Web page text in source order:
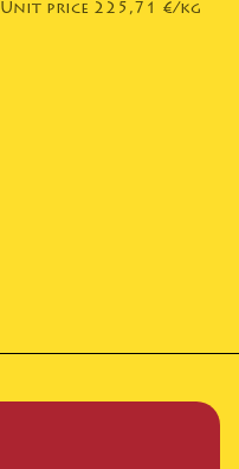
Unit price 225,71 €/kg